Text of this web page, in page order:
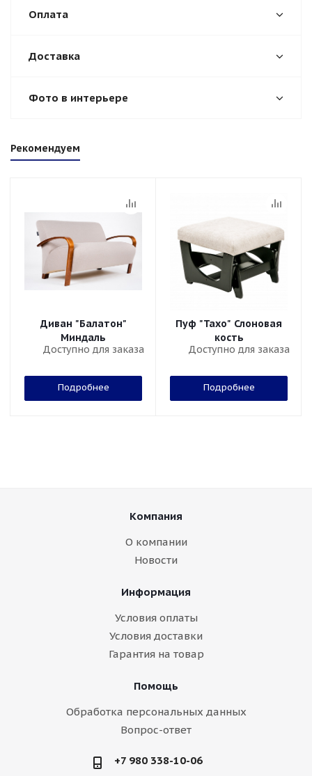
Оплата
Доставка
Фото в интерьере
Рекомендуем
Диван "Балатон"
Миндаль
Доступно для заказа
Подробнее
Пуф "Тахо" Слоновая
кость
Доступно для заказа
Подробнее
Компания
О компании
Новости
Информация
Условия оплаты
Условия доставки
Гарантия на товар
Помощь
Обработка персональных данных
Вопрос-ответ
+7 980 338-10-06